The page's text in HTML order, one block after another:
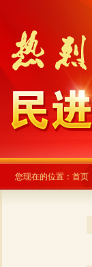
您现在的位置： 首页